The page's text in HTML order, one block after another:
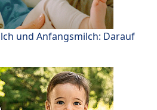
und Anfangsmilch: Darauf